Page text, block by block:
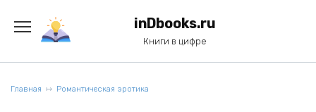
содержанию
inDbooks.ru
Книги в цифре
Главная Романтическая эротика